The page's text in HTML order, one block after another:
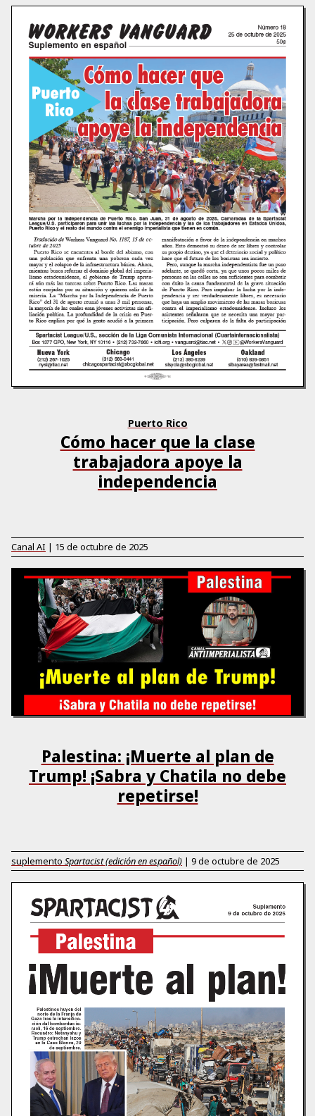
Puerto Rico
Cómo hacer que la clase
trabajadora apoye la
independencia
Canal AI | 15 de octubre de 2025
Palestina: ¡Muerte al plan de
Trump! ¡Sabra y Chatila no debe
repetirse!
suplemento Spartacist (edición en español) | 9 de octubre de 2025